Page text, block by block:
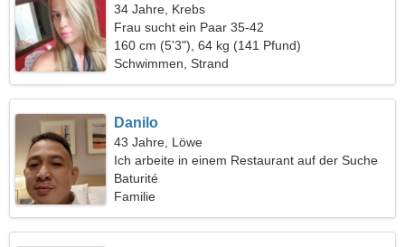
34 Jahre, Krebs
Frau sucht ein Paar 35-42
160 cm (5'3"), 64 kg (141 Pfund)
Schwimmen, Strand
Danilo
43 Jahre, Löwe
Ich arbeite in einem Restaurant auf der Suche
nach einer tollen Frau
Baturité
Familie